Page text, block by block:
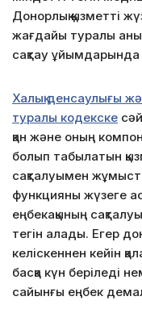
Донорлық қызметті
жағдайы туралы
сақтау ұйымдарында
Халық денсаулығы
туралы кодекске
қан және оның
болып табылатын
сақталуымен
функцияны жүзеге
еңбекақының
тегін алады. Егер
келіскеннен кейін
басқа күн беріледі
сайынғы еңбек